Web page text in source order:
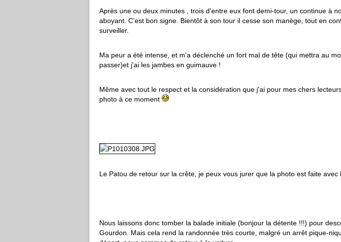
Après une ou deux minutes , trois d'entre eux font demi-tour, un continue à
aboyant. C'est bon signe. Bientôt à son tour il cesse son manège, tout en
surveiller.
Ma peur a été intense, et m'a déclenché un fort mal de tête (qui mettra au
passer)et j'ai les jambes en guimauve !
Même avec tout le respect et la considération que j'ai pour mes chers
photo à ce moment
Le Patou de retour sur la crête, je peux vous jurer que la photo est faite avec
Nous laissons donc tomber la balade initiale (bonjour la détente !!!) pour
Gourdon. Mais cela rend la randonnée très courte, malgré un arrêt pique-